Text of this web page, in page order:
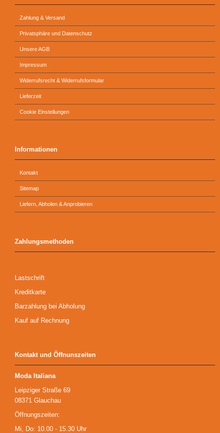
Zahlung & Versand
Privatsphäre und Datenschutz
Unsere AGB
Impressum
Widerrufsrecht & Widerrufsformular
Lieferzeit
Cookie Einstellungen
Informationen
Kontakt
Sitemap
Liefern, Abholen & Anprobieren
Zahlungsmethoden
Lastschrift
Kreditkarte
Barzahlung bei Abholung
Kauf auf Rechnung
Kontakt und Öffnunszeiten
Moda Italiana
Leipziger Straße 69
08371 Glauchau
Öffnungszeiten:
Mi, Do: 10.00 - 15.30 Uhr